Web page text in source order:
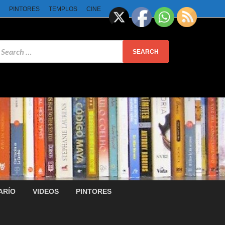
PINTORES TEMPLOS CINE
VIDEOS PINTORES